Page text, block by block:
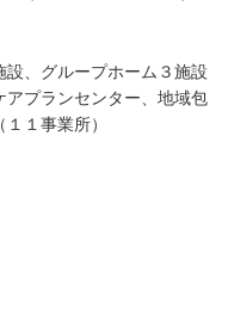
、グループホーム３施設
プランセンター、地域包
１事業所）